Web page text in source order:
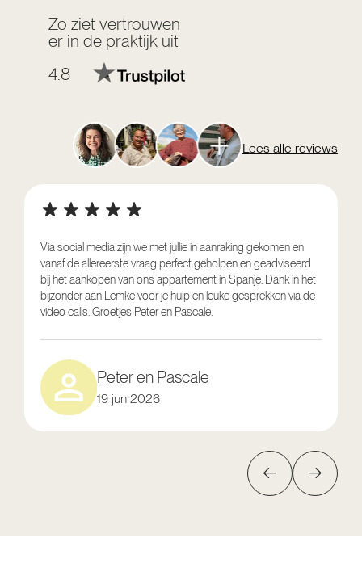
Zo ziet vertrouwen
er in de praktijk uit
4.8
Lees alle reviews
Via social media zijn we met jullie in aanraking gekomen en
vanaf de allereerste vraag perfect geholpen en geadviseerd
bij het aankopen van ons appartement in Spanje. Dank in het
bijzonder aan Lemke voor je hulp en leuke gesprekken via de
video calls. Groetjes Peter en Pascale.
Peter en Pascale
19 jun 2026